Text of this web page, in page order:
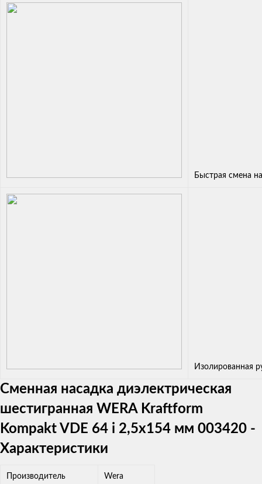
Быстрая смена
Изолированная
Сменная насадка диэлектрическая
шестигранная WERA Kraftform
Kompakt VDE 64 i 2,5x154 мм 003420 -
Характеристики
Производитель Wera